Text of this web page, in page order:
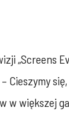
„Screens
Cieszymy
w większej